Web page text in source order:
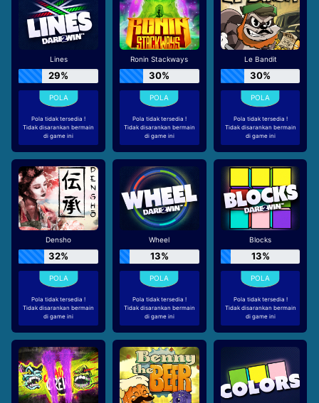
Lines
29%
Pola tidak tersedia !
Tidak disarankan bermain
di game ini
Ronin Stackways
30%
Pola tidak tersedia !
Tidak disarankan bermain
di game ini
Le Bandit
30%
Pola tidak tersedia !
Tidak disarankan bermain
di game ini
Densho
32%
Pola tidak tersedia !
Tidak disarankan bermain
di game ini
Wheel
13%
Pola tidak tersedia !
Tidak disarankan bermain
di game ini
Blocks
13%
Pola tidak tersedia !
Tidak disarankan bermain
di game ini